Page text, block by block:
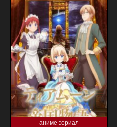
аниме сериал